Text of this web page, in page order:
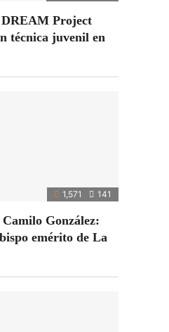
Project
técnica juvenil en
1,571 141
González:
emérito de La